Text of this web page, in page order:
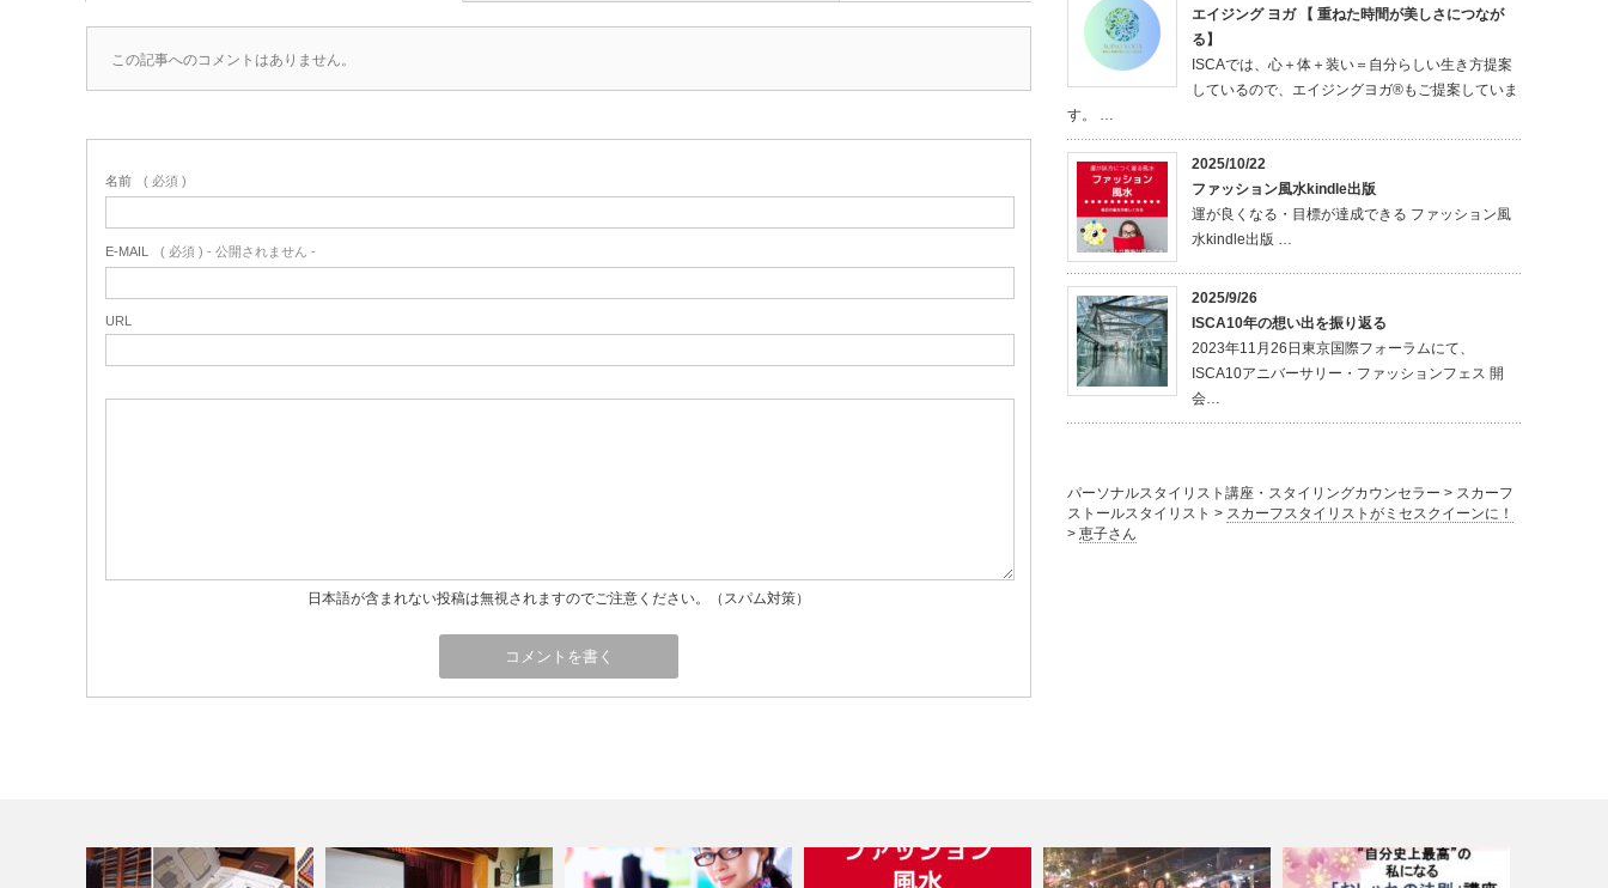
この記事へのコメントはありません。
名前 ( 必須 )
E-MAIL ( 必須 ) - 公開されません -
URL
日本語が含まれない投稿は無視されますのでご注意ください。（スパム対策）
エイジング ヨガ 【 重ねた時間が美しさにつなが
る】
ISCAでは、心＋体＋装い＝自分らしい生き方提案
しているので、エイジングヨガ®もご提案していま
す。 …
2025/10/22
ファッション風水kindle出版
運が良くなる・目標が達成できる ファッション風
水kindle出版 …
2025/9/26
ISCA10年の想い出を振り返る
2023年11月26日東京国際フォーラムにて、
ISCA10アニバーサリー・ファッションフェス 開
会…
パーソナルスタイリスト講座・スタイリングカウンセラー > スカーフ
ストールスタイリスト > スカーフスタイリストがミセスクイーンに！
> 恵子さん